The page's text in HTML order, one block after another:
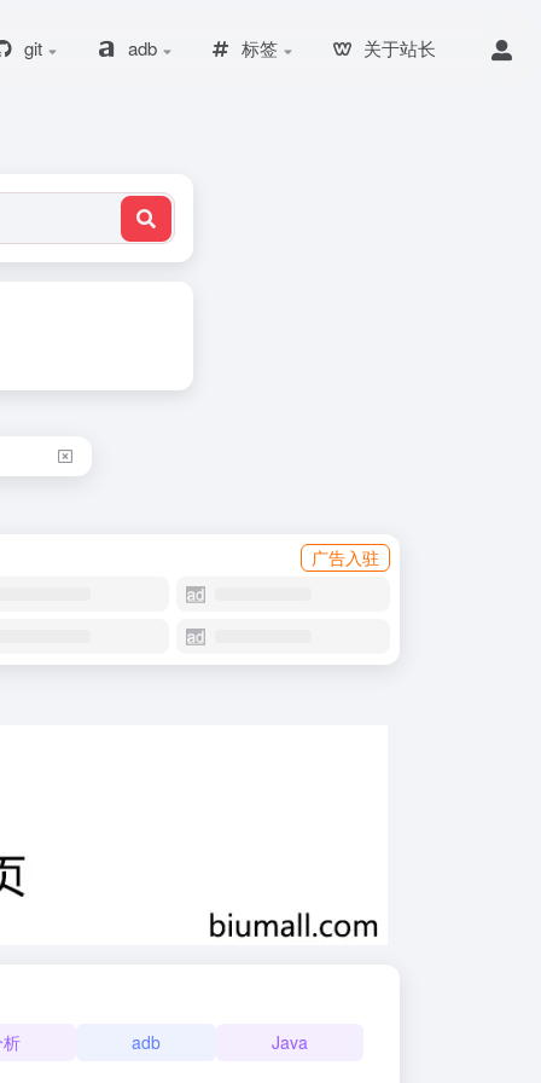
git adb 标签 关于站长
广告入驻
adb Java